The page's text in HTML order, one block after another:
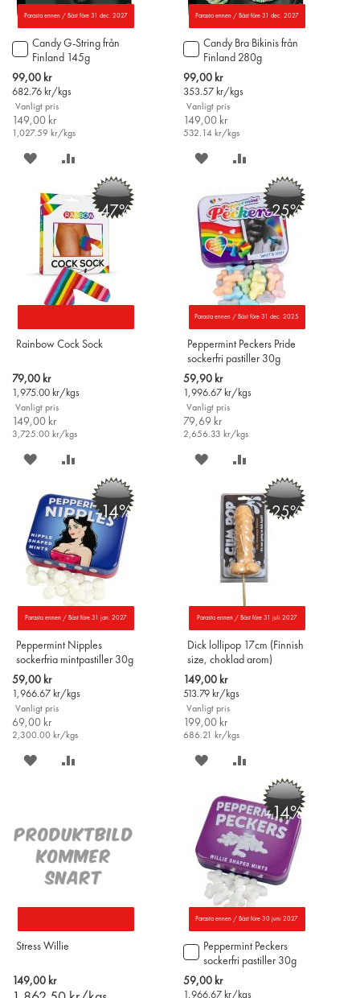
Parasta ennen / Bäst före 31 dec. 2027
Candy G-String från
Finland 145g
Special
Price
99,00 kr
682.76 kr/kgs
Vanligt pris
149,00 kr
1,027.59 kr/kgs
Lägg
till
i
varukorgen
SPARA
ÖNSKELISTAN
JÄMFÖR
Parasta ennen / Bäst före 31 dec. 2027
Candy Bra Bikinis från
Finland 280g
Special
Price
99,00 kr
353.57 kr/kgs
Vanligt pris
149,00 kr
532.14 kr/kgs
Lägg
till
i
varukorgen
SPARA
ÖNSKELISTAN
JÄMFÖR
-47%
Rainbow Cock Sock
Special
Price
79,00 kr
1,975.00 kr/kgs
Vanligt pris
149,00 kr
3,725.00 kr/kgs
SPARA
ÖNSKELISTAN
JÄMFÖR
-25%
Parasta ennen / Bäst före 31 dec. 2025
Peppermint Peckers Pride
sockerfri pastiller 30g
Special
Price
59,90 kr
1,996.67 kr/kgs
Vanligt pris
79,69 kr
2,656.33 kr/kgs
SPARA
ÖNSKELISTAN
JÄMFÖR
-14%
Parasta ennen / Bäst före 31 jan. 2027
Peppermint Nipples
sockerfria mintpastiller 30g
Special
Price
59,00 kr
1,966.67 kr/kgs
Vanligt pris
69,00 kr
2,300.00 kr/kgs
SPARA
-25%
Parasta ennen / Bäst före 31 juli 2027
Dick lollipop 17cm (Finnish
size, choklad arom)
Special
Price
149,00 kr
513.79 kr/kgs
Vanligt pris
199,00 kr
686.21 kr/kgs
SPARA
ÖNSKELISTAN
JÄMFÖR
Stress Willie
149,00 kr
-14%
Parasta ennen / Bäst före 30 juni 2027
Peppermint Peckers
sockerfri pastiller 30g
Special
Price
59,00 kr
1,966.67 kr/kgs
Lägg
till
i
varukorgen